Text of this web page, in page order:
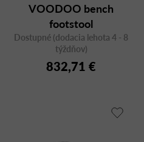
t
VOODOO bench
footstool
Dostupné (dodacia lehota 4 - 8
týždňov)
832,71 €